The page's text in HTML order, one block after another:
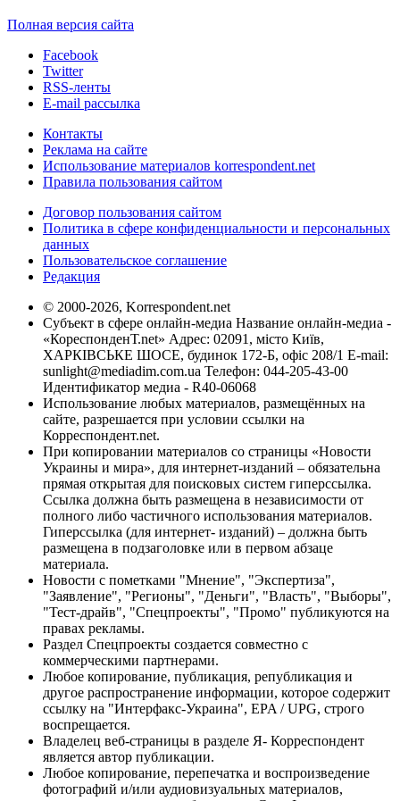
Полная версия сайта
Facebook
Twitter
RSS-ленты
E-mail рассылка
Контакты
Реклама на сайте
Использование материалов korrespondent.net
Правила пользования сайтом
Договор пользования сайтом
Политика в сфере конфиденциальности и персональных
данных
Пользовательское соглашение
Редакция
© 2000-2026, Korrespondent.net
Субъект в сфере онлайн-медиа Название онлайн-медиа -
«КореспонденТ.net» Адрес: 02091, місто Київ,
ХАРКІВСЬКЕ ШОСЕ, будинок 172-Б, офіс 208/1 E-mail:
sunlight@mediadim.com.ua Телефон: 044-205-43-00
Идентификатор медиа - R40-06068
Использование любых материалов, размещённых на
сайте, разрешается при условии ссылки на
Корреспондент.net.
При копировании материалов со страницы «Новости
Украины и мира», для интернет-изданий – обязательна
прямая открытая для поисковых систем гиперссылка.
Ссылка должна быть размещена в независимости от
полного либо частичного использования материалов.
Гиперссылка (для интернет- изданий) – должна быть
размещена в подзаголовке или в первом абзаце
материала.
Новости с пометками "Мнение", "Экспертиза",
"Заявление", "Регионы", "Деньги", "Власть", "Выборы",
"Тест-драйв", "Спецпроекты", "Промо" публикуются на
правах рекламы.
Раздел Спецпроекты создается совместно с
коммерческими партнерами.
Любое копирование, публикация, републикация и
другое распространение информации, которое содержит
ссылку на "Интерфакс-Украина", EPA / UPG, строго
воспрещается.
Владелец веб-страницы в разделе Я- Корреспондент
является автор публикации.
Любое копирование, перепечатка и воспроизведение
фотографий и/или аудиовизуальных материалов,